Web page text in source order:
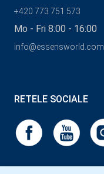
+420 773 751 573
Mo - Fri 8:00 - 16:00
info@essensworld.com
RETELE SOCIALE